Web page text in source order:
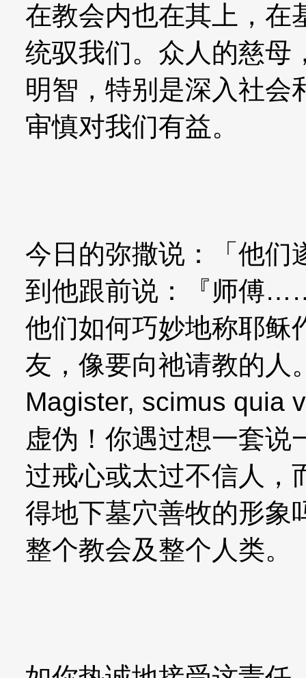
在教会内也在其上，在
统驭我们。众人的慈母
明智，特别是深入社会
审慎对我们有益。
今日的弥撒说：「他们
到他跟前说：『师傅
他们如何巧妙地称耶稣
友，像要向祂请教的
Magister, scimus quia
虚伪！你遇过想一套说
过戒心或太过不信人，
得地下墓穴善牧的形象
整个教会及整个人类。